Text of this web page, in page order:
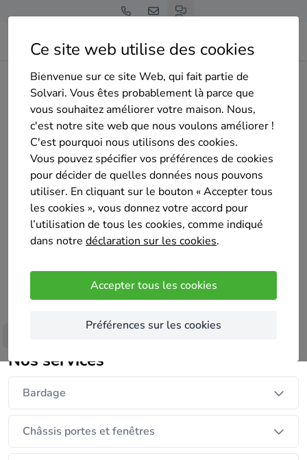
Ce site web utilise des cookies
Bienvenue sur ce site Web, qui fait partie de
Solvari. Vous êtes probablement là parce que
vous souhaitez améliorer votre maison. Nous,
c'est notre site web que nous voulons améliorer !
C'est pourquoi nous utilisons des cookies.
Vous pouvez spécifier vos préférences de cookies
pour décider de quelles données nous pouvons
utiliser. En cliquant sur le bouton « Accepter tous
les cookies », vous donnez votre accord pour
l’utilisation de tous les cookies, comme indiqué
dans notre déclaration sur les cookies.
Accepter tous les cookies
Préférences sur les cookies
Home Isolation de la toiture Hainaut Quiévrain MTI/IHP
MTI/IHP
Sélectionné 14 fois
(1 avis)
Quiévrain
Entreprises de Bâtiment spécialisées en Toitures et
le patron Présent sur le chantier
Nos services
Bardage
Châssis portes et fenêtres